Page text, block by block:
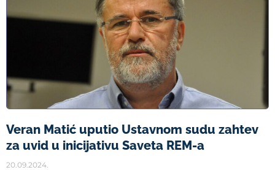
Veran Matić uputio Ustavnom sudu zahtev
za uvid u inicijativu Saveta REM-a
20.09.2024.